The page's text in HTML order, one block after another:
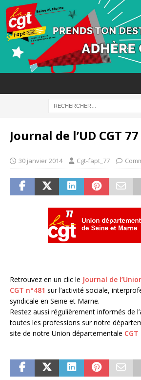
Journal de l’UD CGT
30 janvier 2014 Cgt-fapt_77
Retrouvez en un clic le Journal de
CGT n°481 sur l’activité sociale,
syndicale en Seine et Marne.
Restez aussi régulièrement informés de
toutes les professions sur notre
site de notre Union départementale CGT